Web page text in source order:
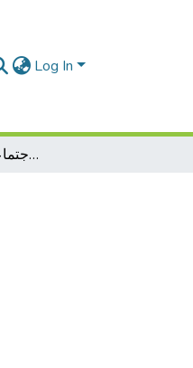
Log In
دينامية التّمثلات اللّغويّة والثقافيّة والاجتماعيّة في الخطاب النسويّ